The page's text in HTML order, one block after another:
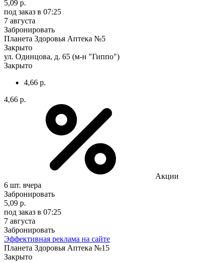
5,09 р.
под заказ в 07:25
7 августа
Забронировать
Планета Здоровья Аптека №5
Закрыто
ул. Одинцова, д. 65 (м-н "Гиппо")
Закрыто
4,66 р.
4,66 р.
Акции
6 шт. вчера
Забронировать
5,09 р.
под заказ в 07:25
7 августа
Забронировать
Эффективная реклама на сайте
Планета Здоровья Аптека №15
Закрыто